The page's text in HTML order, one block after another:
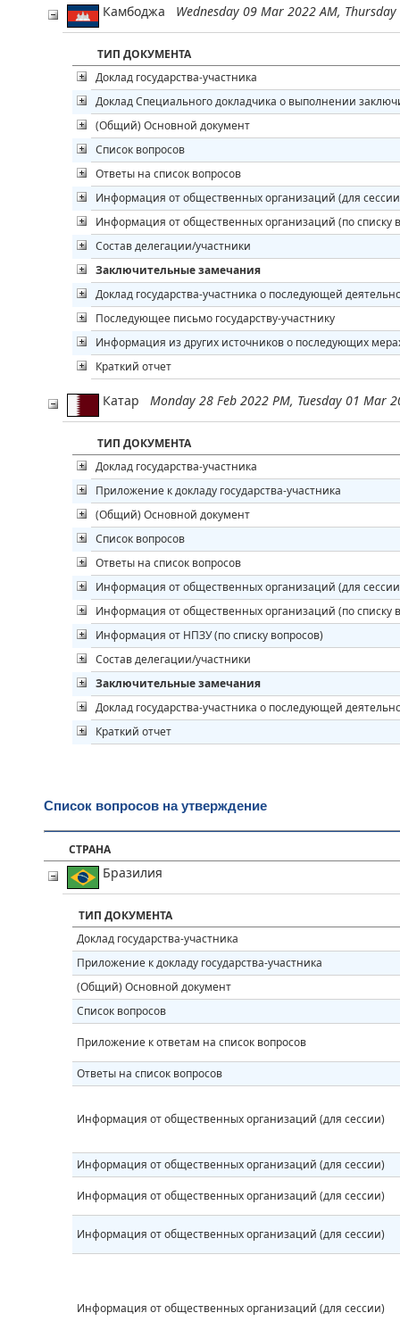
Камбоджа Wednesday 09 Mar 2022 AM,
ТИП ДОКУМЕНТА
Доклад государства-участника
Доклад Специального докладчика о выполнении
(Общий) Основной документ
Список вопросов
Ответы на список вопросов
Информация от общественных организаций (для
Информация от общественных организаций (по списку
Состав делегации/участники
Заключительные замечания
Доклад государства-участника о последующей
Последующее письмо государству-участнику
Информация из других источников о последующих
Краткий отчет
Катар Monday 28 Feb 2022 PM, Tuesday 01 Mar
ТИП ДОКУМЕНТА
Доклад государства-участника
Приложение к докладу государства-участника
(Общий) Основной документ
Список вопросов
Ответы на список вопросов
Информация от общественных организаций (для
Информация от общественных организаций (по списку
Информация от НПЗУ (по списку вопросов)
Состав делегации/участники
Заключительные замечания
Доклад государства-участника о последующей
Краткий отчет
Список вопросов на утверждение
СТРАНА
Бразилия
ТИП ДОКУМЕНТА
Доклад государства-участника
Приложение к докладу государства-участника
(Общий) Основной документ
Список вопросов
Приложение к ответам на список вопросов
Ответы на список вопросов
Информация от общественных организаций (для сессии)
Информация от общественных организаций (для сессии)
Информация от общественных организаций (для сессии)
Информация от общественных организаций (для сессии)
Информация от общественных организаций (для сессии)